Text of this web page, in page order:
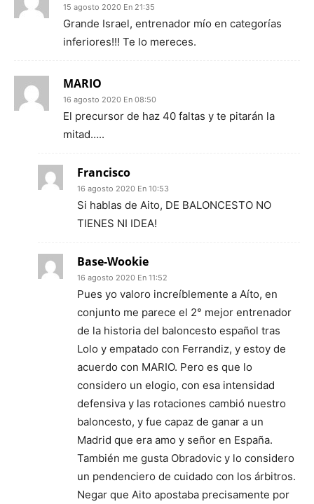
15 agosto 2020 En 21:35
Grande Israel, entrenador mío en categorías
inferiores!!! Te lo mereces.
MARIO
16 agosto 2020 En 08:50
El precursor de haz 40 faltas y te pitarán la
mitad…..
Francisco
16 agosto 2020 En 10:53
Si hablas de Aito, DE BALONCESTO NO
TIENES NI IDEA!
Base-Wookie
16 agosto 2020 En 11:52
Pues yo valoro increíblemente a Aíto, en
conjunto me parece el 2° mejor entrenador
de la historia del baloncesto español tras
Lolo y empatado con Ferrandiz, y estoy de
acuerdo con MARIO. Pero es que lo
considero un elogio, con esa intensidad
defensiva y las rotaciones cambió nuestro
baloncesto, y fue capaz de ganar a un
Madrid que era amo y señor en España.
También me gusta Obradovic y lo considero
un pendenciero de cuidado con los árbitros.
Negar que Aito apostaba precisamente por